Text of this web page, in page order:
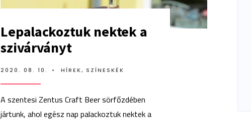
Lepalackoztuk nektek a
szivárványt
2020. 08. 10. • HÍREK,SZÍNESKÉK
A szentesi Zentus Craft Beer sörfőzdében
jártunk, ahol egész nap palackoztuk nektek a